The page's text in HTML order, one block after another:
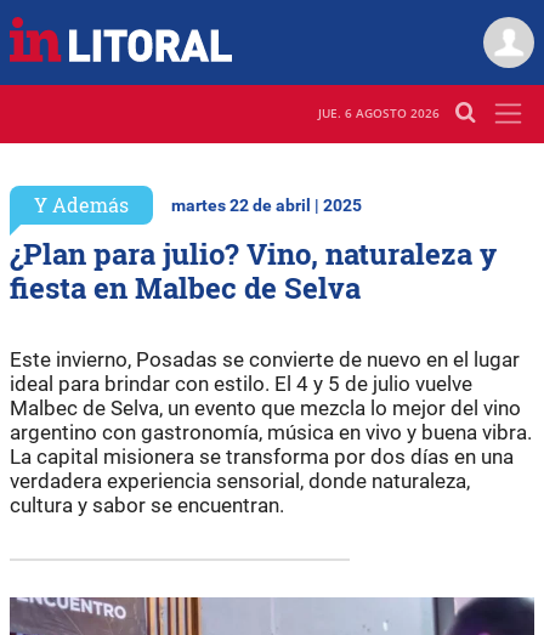
JUE. 6 AGOSTO 2026
Y Además martes 22 de abril | 2025
¿Plan para julio? Vino, naturaleza y
fiesta en Malbec de Selva
Este invierno, Posadas se convierte de nuevo en el lugar
ideal para brindar con estilo. El 4 y 5 de julio vuelve
Malbec de Selva, un evento que mezcla lo mejor del vino
argentino con gastronomía, música en vivo y buena vibra.
La capital misionera se transforma por dos días en una
verdadera experiencia sensorial, donde naturaleza,
cultura y sabor se encuentran.